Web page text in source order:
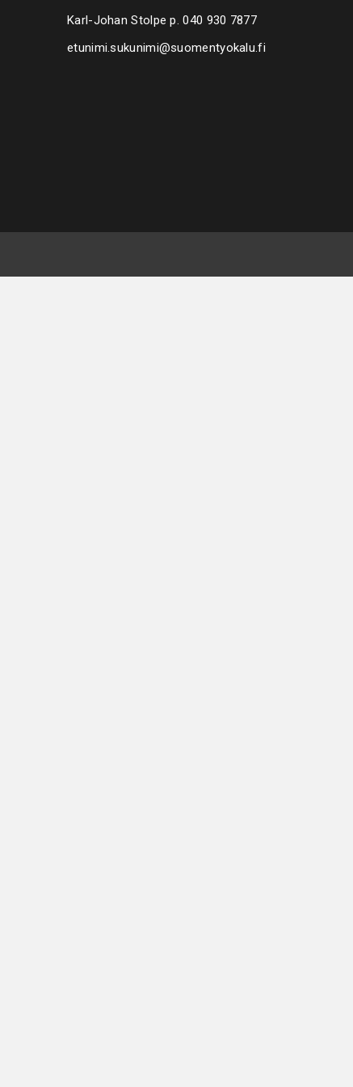
Karl-Johan Stolpe p.040 930 7877
etunimi.sukunimi@suomentyokalu.fi